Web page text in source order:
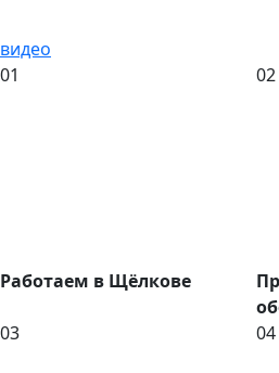
видео
01
Работаем в Щёлкове
02
03
04